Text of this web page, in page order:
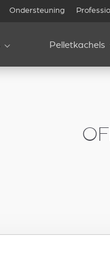
Ondersteuning
Pelletkachels